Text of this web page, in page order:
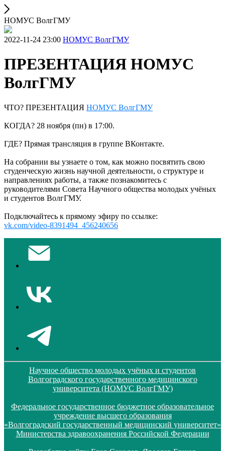
НОМУС ВолгГМУ
2022-11-24 23:00 НОМУС ВолгГМУ
ПРЕЗЕНТАЦИЯ НОМУС
ВолгГМУ
ЧТО? ПРЕЗЕНТАЦИЯ НОМУС ВолгГМУ
КОГДА? 28 ноября (пн) в 17:00.
ГДЕ? Прямая трансляция в группе ВКонтакте.
На собрании вы узнаете о том, как можно посвятить свою
студенческую жизнь научной деятельности, о структуре и
направлениях работы, а также познакомитесь с
руководителями Совета Научного общества молодых учёных
и студентов ВолгГМУ.
Подключайтесь к прямому эфиру по ссылке:
vk.com/video-8391494_456240656
Научное общество молодых учёных и студентов
Волгоградского государственного медицинского
университета (НОМУС ВолгГМУ)
Федеральное государственное бюджетное образовательное
учреждение высшего образования
«Волгоградский государственный медицинский университет»
Министерства здравоохранения Российской Федерации